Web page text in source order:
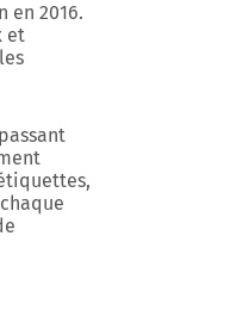
en 2016.
et